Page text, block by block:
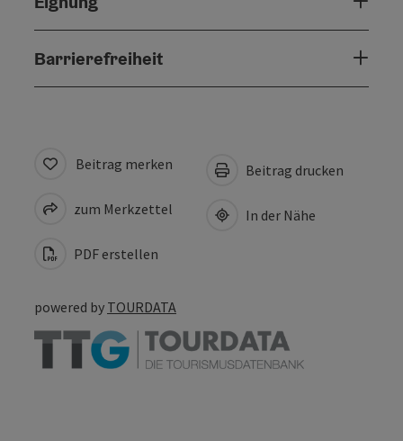
Barrierefreiheit
Beitrag merken
zum Merkzettel
PDF erstellen
Beitrag drucken
In der Nähe
powered by TOURDATA